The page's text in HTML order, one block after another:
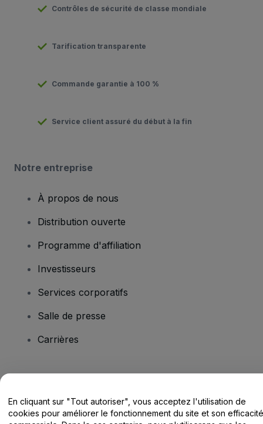
Contrôles de sécurité de classe mondiale
Tarification transparente
Commande garantie à 100 %
Service client assuré du début à la fin
Notre entreprise
À propos de nous
Distribution ouverte
Programme d'affiliation
Investisseurs
Services corporatifs
Salle de presse
Carrières
Centre d'assistance / Nous contacter
En cliquant sur "Tout autoriser", vous acceptez l'utilisation de
cookies pour améliorer le fonctionnement du site et son efficacité